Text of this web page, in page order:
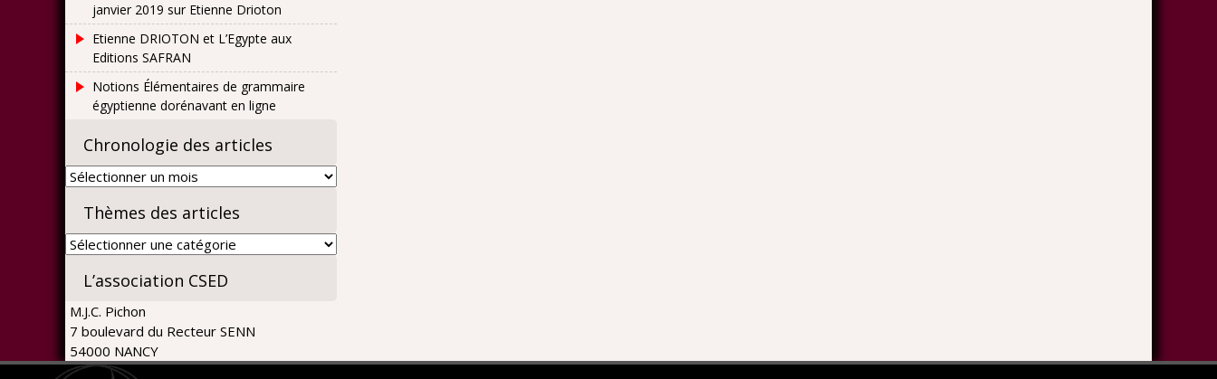
janvier 2019 sur Etienne Drioton
Etienne DRIOTON et L’Egypte aux
Editions SAFRAN
Notions Élémentaires de grammaire
égyptienne dorénavant en ligne
Chronologie des articles
Chronologie
articles
Thèmes des articles
Thèmes
articles
L’association CSED
M.J.C. Pichon
7 boulevard du Recteur SENN
54000 NANCY